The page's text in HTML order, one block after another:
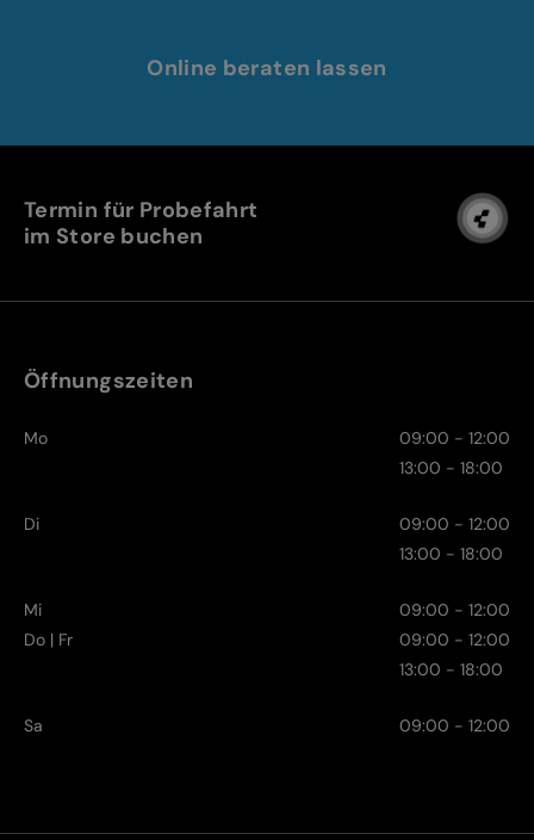
Online beraten lassen
Termin für Probefahrt
im Store buchen
Öffnungszeiten
Mo
09:00 - 12:00
13:00 - 18:00
Di
09:00 - 12:00
13:00 - 18:00
Mi
09:00 - 12:00
Do | Fr
09:00 - 12:00
13:00 - 18:00
Sa 09:00 - 12:00